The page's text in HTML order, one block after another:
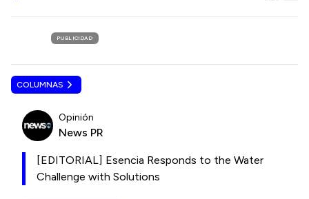
PUBLICIDAD
COLUMNAS
Opinión
News PR
[EDITORIAL] Esencia Responds to the Water
Challenge with Solutions